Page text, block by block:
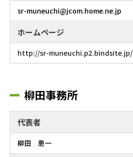
sr-muneuchi@jcom.home.ne.jp
ホームページ
http://sr-muneuchi.p2.bindsite.jp/
柳田事務所
代表者
柳田 恵一